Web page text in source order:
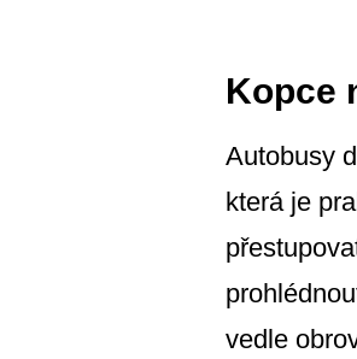
Kopce
Autobusy
která je
vedle